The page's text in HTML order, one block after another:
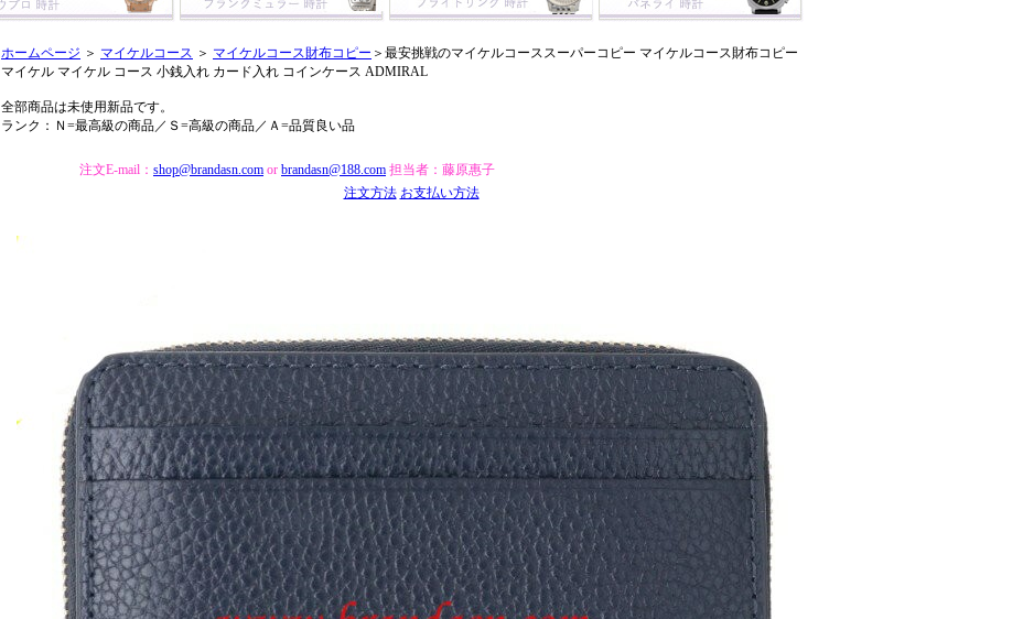
ホームページ ＞ マイケルコース ＞ マイケルコース財布コピー ＞最安挑戦のマイケルコーススーパーコピー マイケルコース財布コピー
マイケル マイケル コース 小銭入れ カード入れ コインケース ADMIRAL
全部商品は未使用新品です。
ランク：Ｎ=最高級の商品／Ｓ=高級の商品／Ａ=品質良い品
注文E-mail： shop@brandasn.com or brandasn@188.com 担当者：藤原惠子
注文方法 お支払い方法